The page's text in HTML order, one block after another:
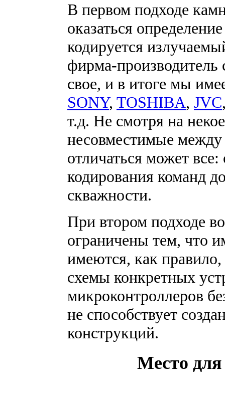
В первом подходе
оказаться
кодируется
фирма-производитель
свое, и в итоге мы
SONY, TOSHIBA, JVC
т.д. Не смотря на
несовместимые
отличаться может
кодирования команд
скважности.
При втором подходе
ограничены тем, что
имеются, как
схемы конкретных
микроконтроллеров
не способствует
конструкций.
Место